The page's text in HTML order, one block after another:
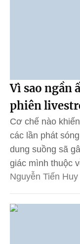
Vì sao ngần
phiên
Cơ chế nào
các lần phát
dung suồng sã
giác mình thuộc
Nguyễn Tiến Huy